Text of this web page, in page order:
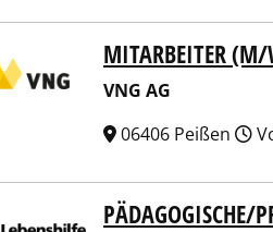
MITARBEITER
VNG AG
06406 Peißen
Münster gGmbH
PÄDAGOGISCHE/